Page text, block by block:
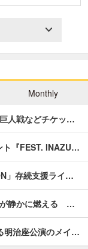
Monthly
人戦などチケッ…
ト『FEST. INAZU…
」存続支援ライ…
静かに燃える …
明治座公演のメイ…